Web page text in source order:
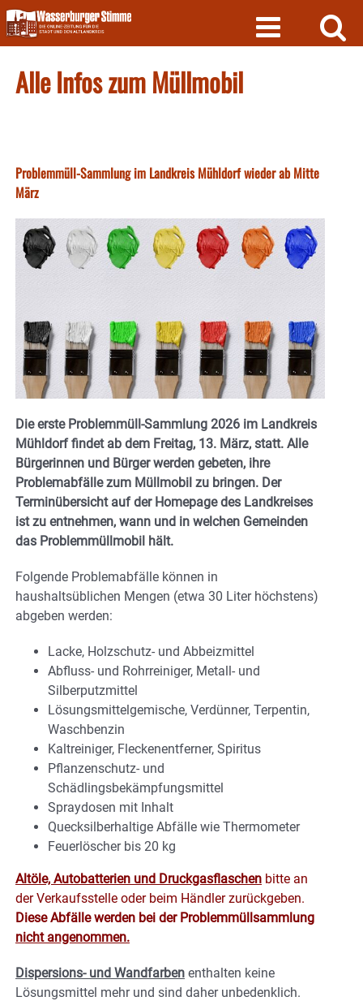
Skip
to
content
Alle Infos zum Müllmobil
Problemmüll-Sammlung im Landkreis Mühldorf wieder ab Mitte
März
Die erste Problemmüll-Sammlung 2026 im Landkreis
Mühldorf findet ab dem Freitag, 13. März, statt. Alle
Bürgerinnen und Bürger werden gebeten, ihre
Problemabfälle zum Müllmobil zu bringen. Der
Terminübersicht auf der Homepage des Landkreises
ist zu entnehmen, wann und in welchen Gemeinden
das Problemmüllmobil hält.
Folgende Problemabfälle können in
haushaltsüblichen Mengen (etwa 30 Liter höchstens)
abgeben werden:
Lacke, Holzschutz- und Abbeizmittel
Abfluss- und Rohrreiniger, Metall- und
Silberputzmittel
Lösungsmittelgemische, Verdünner, Terpentin,
Waschbenzin
Kaltreiniger, Fleckenentferner, Spiritus
Pflanzenschutz- und
Schädlingsbekämpfungsmittel
Spraydosen mit Inhalt
Quecksilberhaltige Abfälle wie Thermometer
Feuerlöscher bis 20 kg
Altöle, Autobatterien und Druckgasflaschen bitte an
der Verkaufsstelle oder beim Händler zurückgeben.
Diese Abfälle werden bei der Problemmüllsammlung
nicht angenommen.
Dispersions- und Wandfarben enthalten keine
Lösungsmittel mehr und sind daher unbedenklich.